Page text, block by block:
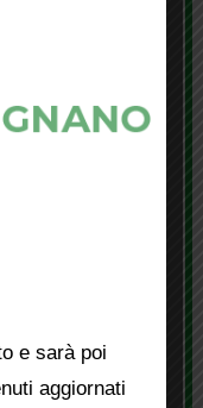
e sarà poi
aggiornati